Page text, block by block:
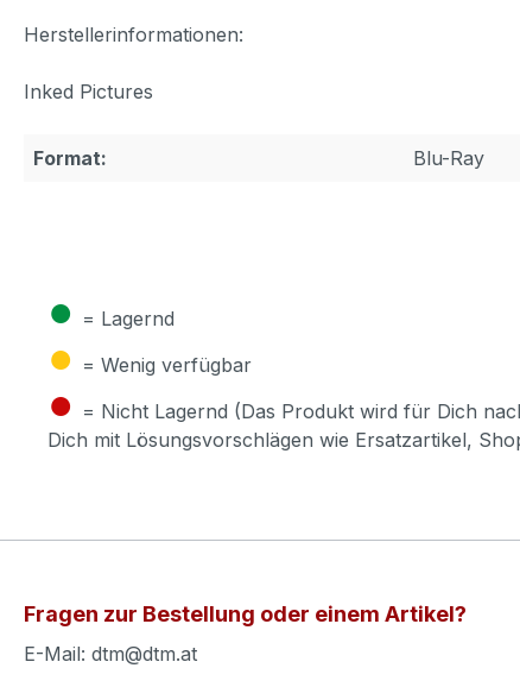
Herstellerinformationen:
Inked Pictures
Format: Blu-Ray
● = Lagernd
● = Wenig verfügbar
● = Nicht Lagernd (Das Produkt wird für Dich
Dich mit Lösungsvorschlägen wie Ersatzartikel,
Fragen zur Bestellung oder einem Artikel?
E-Mail: dtm@dtm.at